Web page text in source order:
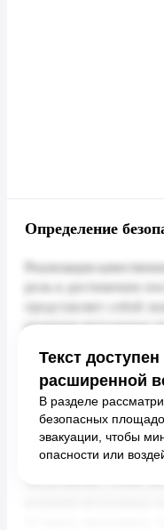
Определение
Текст доступен
расширенной
В разделе
безопасных
эвакуации, чтобы
опасности или